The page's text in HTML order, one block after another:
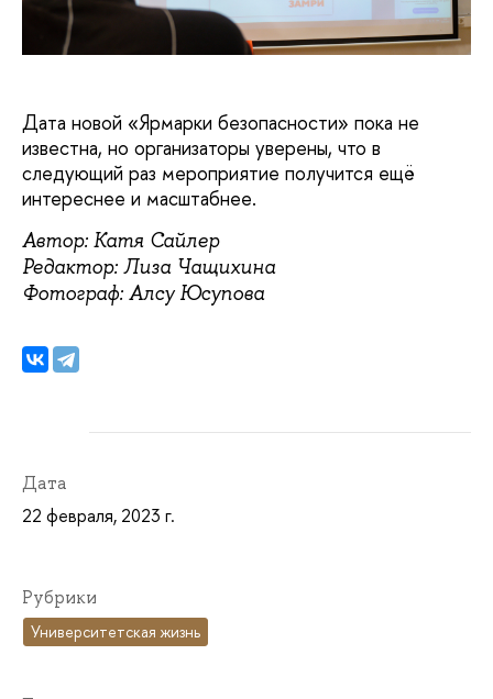
Дата новой «Ярмарки безопасности» пока не
известна, но организаторы уверены, что в
следующий раз мероприятие получится ещё
интереснее и масштабнее.
Автор: Катя Сайлер
Редактор: Лиза Чащихина
Фотограф: Алсу Юсупова
Дата
22 февраля, 2023 г.
Рубрики
Университетская жизнь